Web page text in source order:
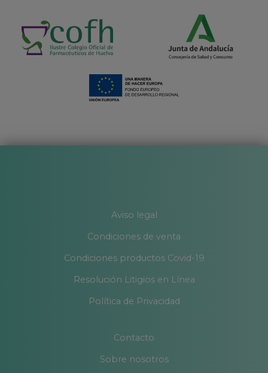
Aviso legal
Condiciones de venta
Condiciones productos Covid-19
Resolución Litigios en Línea
Política de Privacidad
Contacto
Sobre nosotros